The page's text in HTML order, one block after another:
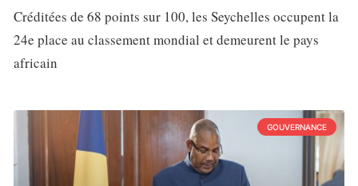
Créditées de 68 points sur 100, les Seychelles occupent la
24e place au classement mondial et demeurent le pays
africain
GOUVERNANCE